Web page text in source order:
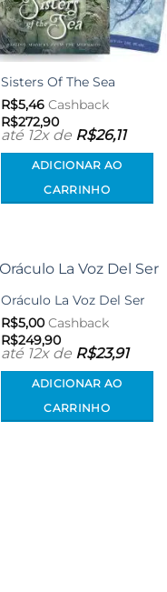
Sisters Of The Sea
R$5,46Cashback
R$272,90
até 12x de R$26,11
ADICIONAR AO
CARRINHO
Adicionar
Oráculo La Voz Del Ser
R$5,00Cashback
R$249,90
até 12x de R$23,91
ADICIONAR AO
CARRINHO